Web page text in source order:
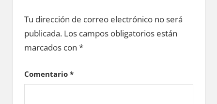
Tu dirección de correo electrónico no será
publicada. Los campos obligatorios están
marcados con *
Comentario *